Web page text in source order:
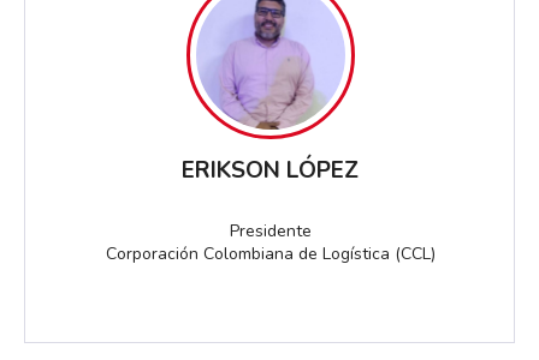
ERIKSON LÓPEZ
Presidente
Corporación Colombiana de Logística (CCL)